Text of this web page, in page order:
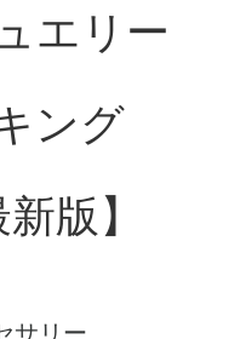
エリー
ング
版】
サリー